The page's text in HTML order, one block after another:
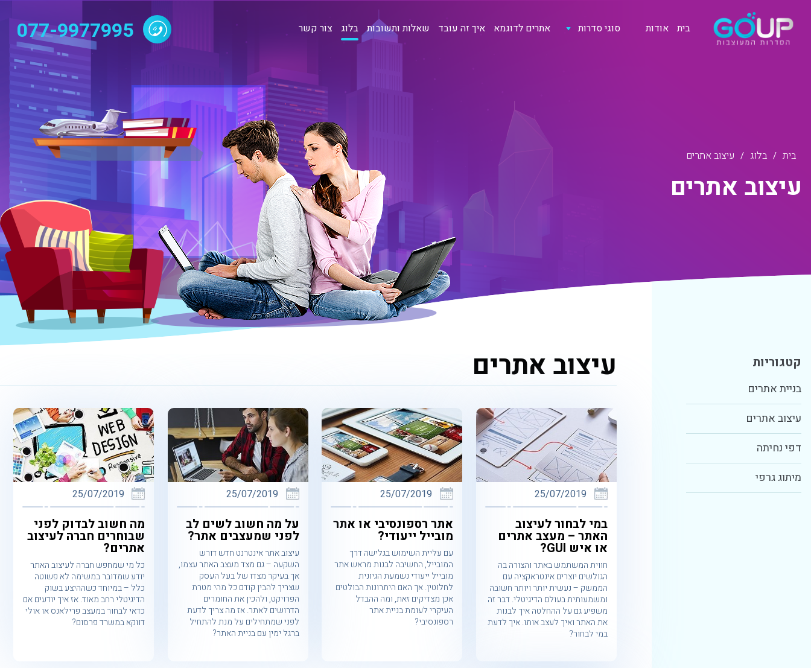
בית אודות סוגי סדרות אתרים לדוגמא איך זה עובד שאלות ותשובות בלוג צור קשר 077-9977995
בית / בלוג / עיצוב אתרים
עיצוב אתרים
קטגוריות
בניית אתרים
עיצוב אתרים
דפי נחיתה
מיתוג גרפי
עיצוב אתרים
25/07/2019
במי לבחור לעיצוב
האתר – מעצב אתרים
או איש GUI?
חווית המשתמש באתר והצורה בה
הגולשים יוצרים אינטראקציה עם
הממשק – נעשית יותר ויותר חשובה
ומשמעותית בעולם הדיגיטלי. דבר זה
משפיע גם על ההחלטה איך לבנות
את האתר ואיך לעצב אותו. איך לדעת
במי לבחור?
25/07/2019
אתר רספונסיבי או אתר
מובייל ייעודי?
עם עליית השימוש בגלישה דרך
המובייל, החשיבה לבנות מראש אתר
מובייל ייעודי נשמעת הגיונית
לחלוטין. אך האם היתרונות הבולטים
אכן מצדיקים זאת, ומה ההבדל
העיקרי לעומת בניית אתר
רספונסיבי?
25/07/2019
על מה חשוב לשים לב
לפני שמעצבים אתר?
עיצוב אתר אינטרנט חדש דורש
השקעה – גם מצד מעצב האתר עצמו,
אך בעיקר מצדו של בעל העסק
שצריך להבין קודם כל מהי מטרת
הפרויקט, ולהכין את החומרים
הדרושים לאתר. אז מה צריך לדעת
לפני שמתחילים על מנת להתחיל
ברגל ימין עם בניית האתר?
25/07/2019
מה חשוב לבדוק לפני
שבוחרים חברה לעיצוב
אתרים?
כל מי שמחפש חברה לעיצוב האתר
יודע שמדובר במשימה לא פשוטה
כלל – במיוחד כשההיצע בשוק
הדיגיטלי רחב מאוד. אז איך יודעים אם
כדאי לבחור במעצב פרילאנס או אולי
דווקא במשרד פרסום?